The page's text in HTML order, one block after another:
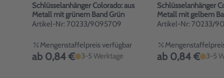
Schlüsselanhänger Colorado: aus
Metall mit grünem Band Grün
Artikel-Nr: 70233/9095709
Mengenstaffelpreis verfügbar
ab 0,84 € 3-5 Werktage
Schlüsselanhänger
Artikel-Nr: 70233/
ab 0,84 € 3-5